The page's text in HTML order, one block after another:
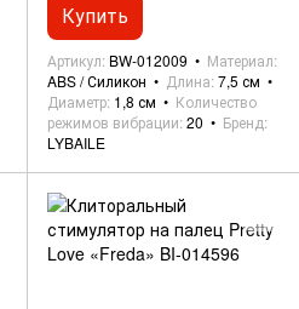
Купить
Артикул BW-012009
Материал
ABS / Силикон
Длина 7,5 см
Диаметр 1,8 см
Количество
режимов вибрации 20
Бренд
LYBAILE